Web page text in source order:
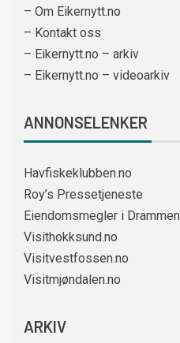
– Om Eikernytt.no
– Kontakt oss
– Eikernytt.no – arkiv
– Eikernytt.no – videoarkiv
ANNONSELENKER
Havfiskeklubben.no
Roy’s Pressetjeneste
Eiendomsmegler i Drammen
Visithokksund.no
Visitvestfossen.no
Visitmjøndalen.no
ARKIV